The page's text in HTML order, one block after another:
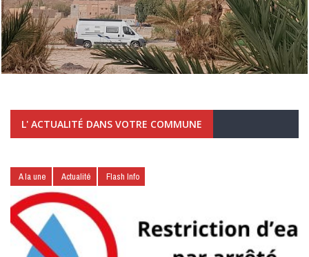
L' ACTUALITÉ DANS VOTRE COMMUNE
A la une Actualité Flash Info